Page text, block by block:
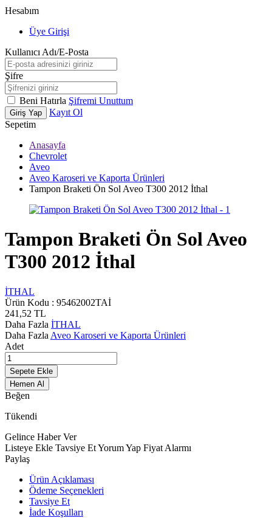
Hesabım
Üye Girişi
Kullanıcı Adı/E-Posta
Şifre
Beni Hatırla Şifremi Unuttum
Giriş Yap
Kayıt Ol
Sepetim
Anasayfa
Chevrolet
Aveo
Aveo Karoseri ve Kaporta Ürünleri
Tampon Braketi Ön Sol Aveo T300 2012 İthal
Tampon Braketi Ön Sol Aveo
T300 2012 İthal
İTHAL
Ürün Kodu : 95462002TAİ
241,52 TL
Daha Fazla İTHAL
Daha Fazla Aveo Karoseri ve Kaporta Ürünleri
Adet
Sepete Ekle
Hemen Al
Beğen
Tükendi
Gelince Haber Ver
Listeye Ekle Tavsiye EtYorum Yap Fiyat Alarmı
Paylaş
Ürün Açıklaması
Ödeme Seçenekleri
Tavsiye Et
İade Koşulları